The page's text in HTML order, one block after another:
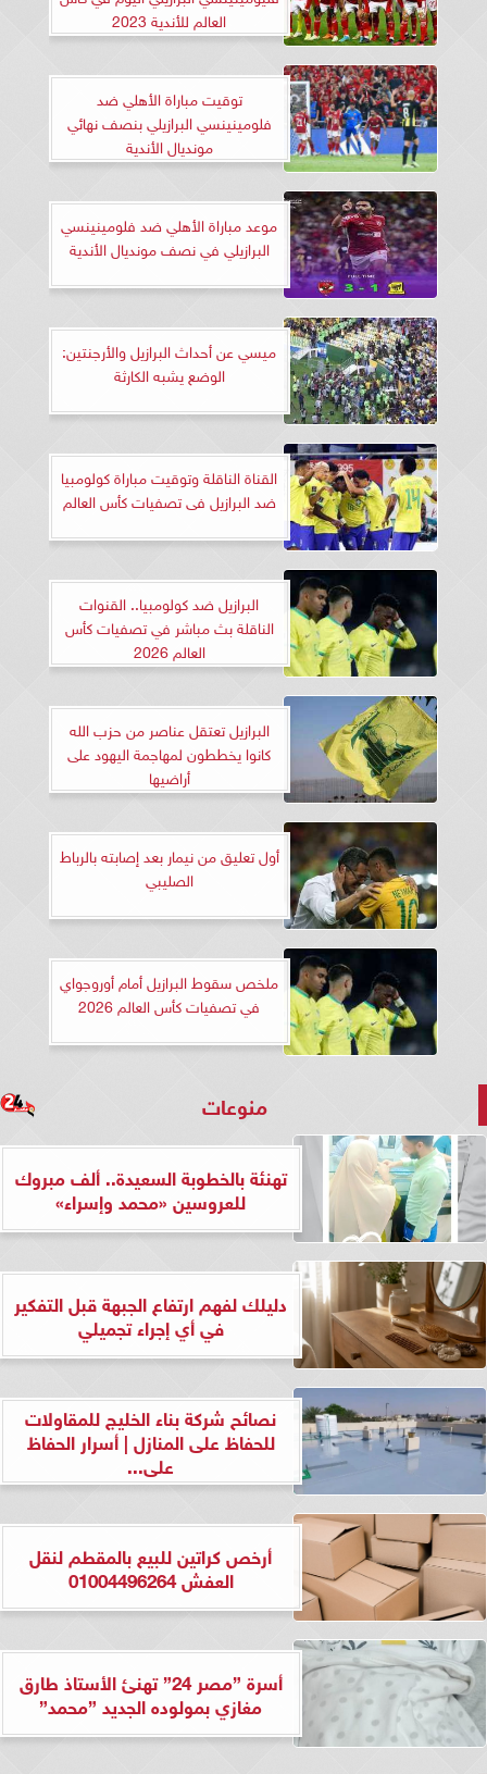
العالم للأندية 2023
توقيت مباراة الأهلي ضد
فلومينينسي البرازيلي بنصف نهائي
مونديال الأندية
موعد مباراة الأهلي ضد فلومينينسي
البرازيلي في نصف مونديال الأندية
ميسي عن أحداث البرازيل والأرجنتين:
الوضع يشبه الكارثة
القناة الناقلة وتوقيت مباراة كولومبيا
ضد البرازيل فى تصفيات كأس العالم
البرازيل ضد كولومبيا.. القنوات
الناقلة بث مباشر في تصفيات كأس
العالم 2026
البرازيل تعتقل عناصر من حزب الله
كانوا يخططون لمهاجمة اليهود على
أراضيها
أول تعليق من نيمار بعد إصابته بالرباط
الصليبي
ملخص سقوط البرازيل أمام أوروجواي
في تصفيات كأس العالم 2026
منوعات
تهنئة بالخطوبة السعيدة.. ألف مبروك
للعروسين «محمد وإسراء»
دليلك لفهم ارتفاع الجبهة قبل التفكير
في أي إجراء تجميلي
نصائح شركة بناء الخليج للمقاولات
للحفاظ على المنازل | أسرار الحفاظ
على...
أرخص كراتين للبيع بالمقطم لنقل
العفش 01004496264
أسرة ”مصر 24” تهنئ الأستاذ طارق
مغازي بمولوده الجديد ”محمد”